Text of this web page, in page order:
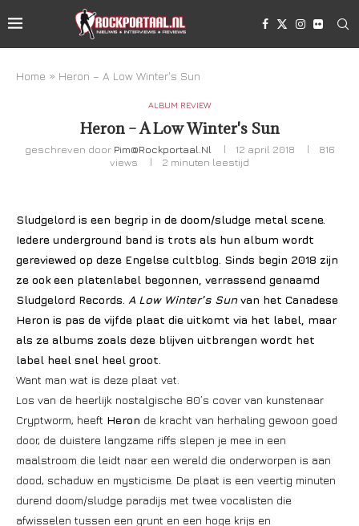
Home » Heron – A Low Winter's Sun
ALBUM REVIEW
Heron – A Low Winter's Sun
geschreven door Pim@rockportaal.nl 12 april 2018
816
views
2 minuten leestijd
Sludgelord is een begrip in de doom/sludge metal scene.
Iedere underground band is trots als hun album wordt
gereviewed op deze Engelse cultblog. Sinds begin 2018 zijn
ze ook een platenlabel begonnen, verrassend genaamd
Sludgelord Records. A Low Winter’s Sunvan het Canadese
Heron is pas de vijfde plaat die uitkomt via het label, maar
als ze albums zoals deze blijven uitbrengen wordt het
label heel snel heel groot.
Want man wat is deze plaat vet.
Los van de heerlijk nostalgische 80’s cover van kunstenaar
Cryptworm, heeft Heron de kracht van herhaling gewoon goed
door, de duistere langzame riffs slepen je mee in een
maalstroom die leidt naar een wereld die onderworpen is aan
dood, schaduw en mysticisme. De plaat is een veertig minuten
durend doom/sludge paradijs met twee vocalisten die
afwisselen tussen een grunt en een hoge krijs en